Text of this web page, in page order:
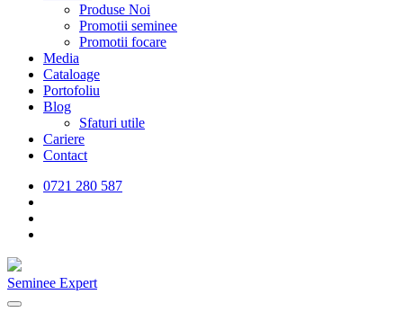
Produse Noi
Promotii seminee
Promotii focare
Media
Cataloage
Portofoliu
Blog
Sfaturi utile
Cariere
Contact
0721 280 587
Seminee Expert